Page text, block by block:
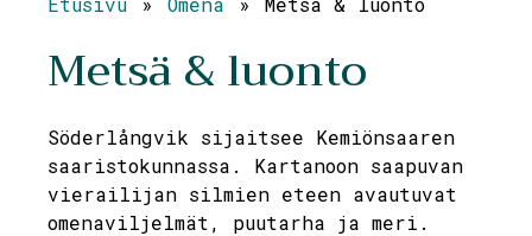
Metsä & luonto
Söderlångvik sijaitsee Kemiönsaaren
saaristokunnassa. Kartanoon saapuvan
vierailijan silmien eteen avautuvat
omenaviljelmät, puutarha ja meri.